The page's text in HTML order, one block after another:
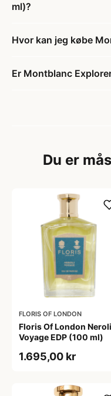
ml)?
Hvor kan jeg købe
Er Montblanc
Du er
FLORIS OF LONDON
Floris Of London Neroli
Voyage EDP (100 ml)
1.695,00 kr